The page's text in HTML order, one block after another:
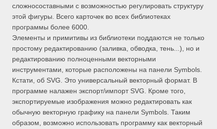
сложносоставными с возможностью регулировать структуру
этой фигуры. Всего карточек во всех библиотеках
программы более 6000.
Элементы и примитивы из библиотеки поддаются не только
простому редактированию (заливка, обводка, тень...), но и
редактированию полноценными векторными
инструментами, которые расположены на панели Symbols.
Кстати, об SVG. Это универсальный векторный формат. В
программе налажен экспорт/импорт SVG. Кроме того,
экспортируемые изображения можно редактировать как
обычную векторную графику на панели Symbols. Таким
образом, возможно использовать программу как векторный